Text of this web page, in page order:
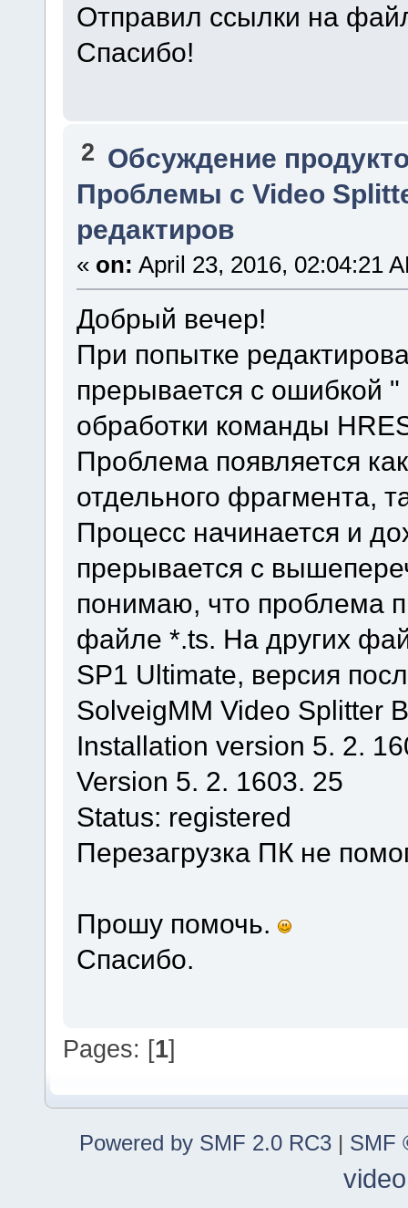
Отправил ссылки на
Спасибо!
2 Обсуждение
Проблемы с Video
редактиров
« on: April 23, 2016, 02:04:21
Добрый вечер!
При попытке
прерывается с ошибкой
обработки команды
Проблема появляется
отдельного фрагмента,
Процесс начинается и
прерывается с
понимаю, что проблема
файле *.ts. На других
SP1 Ultimate, версия
SolveigMM Video Splitter
Installation version 5. 2.
Version 5. 2. 1603. 25
Status: registered
Перезагрузка ПК не
Прошу помочь.
Спасибо.
Pages: [1]
Powered by SMF 2.0 RC3 | SMF